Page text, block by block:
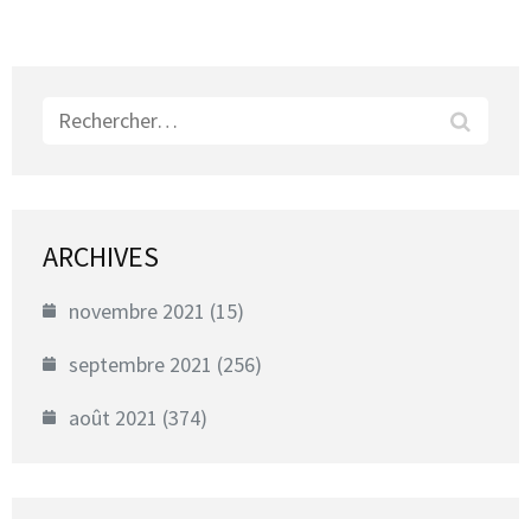
Rechercher :
ARCHIVES
novembre 2021 (15)
septembre 2021 (256)
août 2021 (374)